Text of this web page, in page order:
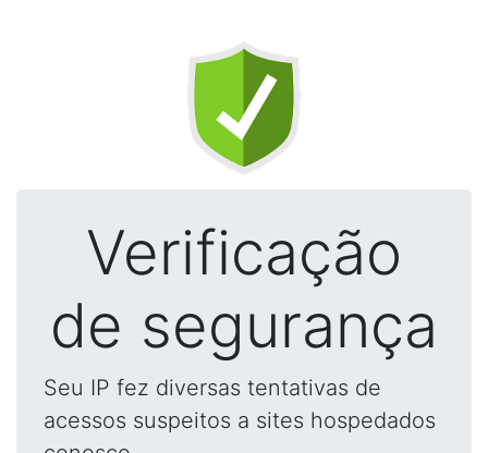
Verificação
de segurança
Seu IP fez diversas tentativas de
acessos suspeitos a sites hospedados